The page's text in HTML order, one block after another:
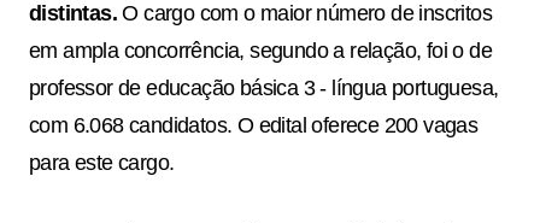
distintas. O cargo com o maior número de inscritos
em ampla concorrência, segundo a relação, foi o de
professor de educação básica 3 - língua portuguesa,
com 6.068 candidatos. O edital oferece 200 vagas
para este cargo.